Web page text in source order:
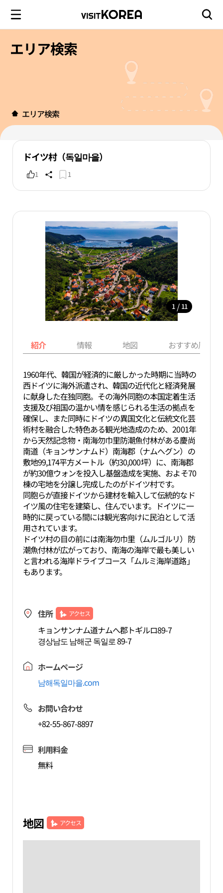
エリア検索
エリア検索
ドイツ村（독일마을）
1 1
1 / 11
紹介 情報 地図 おすすめ周辺
1960年代、韓国が経済的に厳しかった時期に当時の
西ドイツに海外派遣され、韓国の近代化と経済発展
に献身した在独同胞。その海外同胞の本国定着生活
支援及び祖国の温かい情を感じられる生活の拠点を
確保し、また同時にドイツの異国文化と伝統文化芸
術村を融合した特色ある観光地造成のため、2001年
から天然記念物・南海勿巾里防潮魚付林がある慶尚
南道（キョンサンナムド）南海郡（ナムへグン）の
敷地99,174平方メートル（約30,000坪）に、南海郡
が約30億ウォンを投入し基盤造成を実施、およそ70
棟の宅地を分譲し完成したのがドイツ村です。
同胞らが直接ドイツから建材を輸入して伝統的なド
イツ風の住宅を建築し、住んでいます。ドイツに一
時的に戻っている間には観光客向けに民泊として活
用されています。
ドイツ村の目の前には南海勿巾里（ムルゴルリ）防
潮魚付林が広がっており、南海の海岸で最も美しい
と言われる海岸ドライブコース「ムルミ海岸道路」
もあります。
住所 アクセス
キョンサンナム道ナムへ郡トギルロ89-7
경상남도 남해군 독일로 89-7
ホームページ
남해독일마을.com
お問い合わせ
+82-55-867-8897
利用料金
無料
地図 アクセス